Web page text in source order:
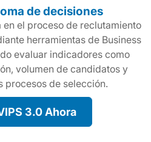
de decisiones
el proceso de reclutamiento
herramientas de Business
evaluar indicadores como
volumen de candidatos y
procesos de selección.
3.0 Ahora